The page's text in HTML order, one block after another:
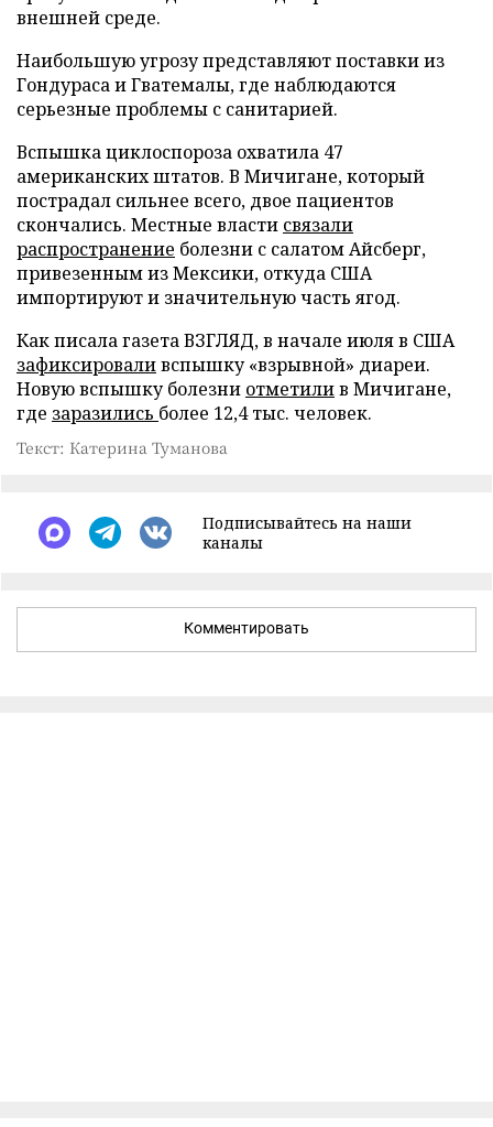
внешней среде.
Наибольшую угрозу представляют поставки из
Гондураса и Гватемалы, где наблюдаются
серьезные проблемы с санитарией.
Вспышка циклоспороза охватила 47
американских штатов. В Мичигане, который
пострадал сильнее всего, двое пациентов
скончались. Местные власти связали
распространение болезни с салатом Айсберг,
привезенным из Мексики, откуда США
импортируют и значительную часть ягод.
Как писала газета ВЗГЛЯД, в начале июля в США
зафиксироваливспышку «взрывной» диареи.
Новую вспышку болезни отметилив Мичигане,
где заразились более 12,4 тыс. человек.
Текст: Катерина Туманова
Подписывайтесь на наши
каналы
Комментировать